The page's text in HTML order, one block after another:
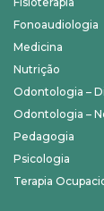
Fonoaudiologia
Medicina
Nutrição
Odontologia –
Odontologia –
Pedagogia
Psicologia
Terapia